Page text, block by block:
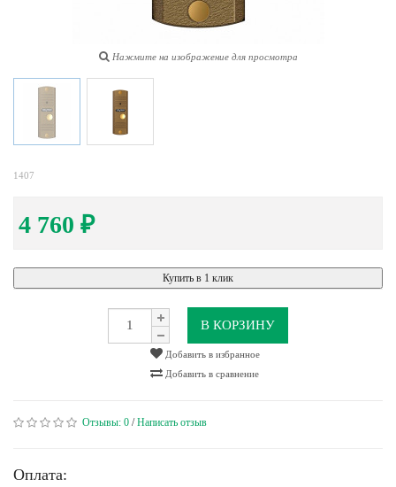
Нажмите на изображение для просмотра
1407
4 760 ₽
Купить в 1 клик
В КОРЗИНУ
Добавить в избранное
Добавить в сравнение
Отзывы: 0 /Написать отзыв
Оплата: